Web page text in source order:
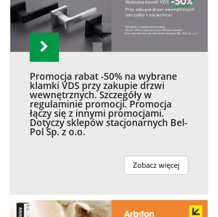
Promocja rabat -50% na wybrane
klamki VDS przy zakupie drzwi
wewnętrznych. Szczegóły w
regulaminie promocji. Promocja
łączy się z innymi promocjami.
Dotyczy sklepów stacjonarnych Bel-
Pol Sp. z o.o.
Zobacz więcej